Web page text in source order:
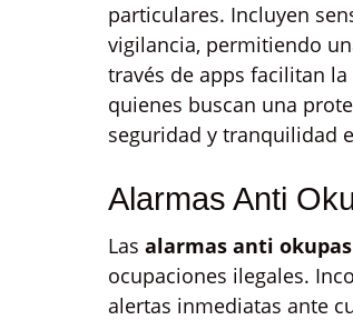
particulares. Incluyen
vigilancia, permitiendo
través de apps facilitan
quienes buscan una
seguridad y tranquilidad
Alarmas Anti
Las alarmas anti
ocupaciones ilegales.
alertas inmediatas ante